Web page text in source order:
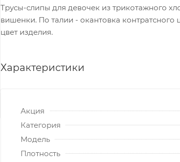
Трусы-слипы для девочек из трикотажного
вишенки. По талии - окантовка контратсного
цвет изделия.
Характеристики
Акция
Категория
Модель
Плотность